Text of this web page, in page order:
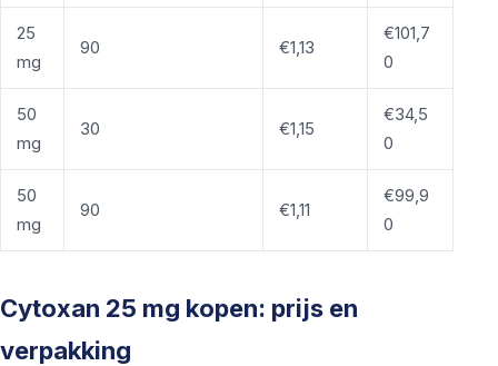
25
mg
90 €1,13
€101,7
0
50
mg
30 €1,15
€34,5
0
50
mg
90 €1,11
€99,9
0
Cytoxan 25 mg kopen: prijs en
verpakking